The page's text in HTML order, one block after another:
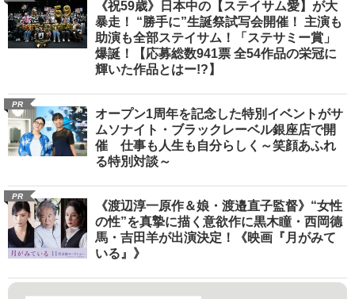
《祝59歳》日本中の【ステイサム愛】が大
暴走！ “勝手に”生誕祭試写会開催！ 主演も
助演も全部ステイサム！「ステサミー賞」
爆誕！【応募総数941票 全54作品の栄冠に
輝いた作品とはー!?】
PR
オープン1周年を記念した特別イベントがサ
ムソナイト・ブラックレーベル銀座店で開
催 仕事も人生も自分らしく～笑顔あふれ
る特別対談～
PR
《渡辺淳一原作＆娘・渡邉直子監督》“女性
の性”を真摯に描く意欲作に黒木瞳・西岡德
馬・吉田羊が出演決定！《映画『月がみて
いる』》